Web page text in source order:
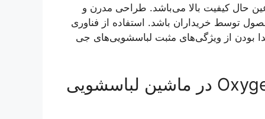
حال کیفیت بالا می‌باشد. طراحی مدرن و
توسط خریداران باشد. استفاده از فناوری
بودن از ویژگی‌های مثبت لباسشویی‌های جی
عملکرد Oxygen Fresh-Anti Creasing در ماشین لباسشویی